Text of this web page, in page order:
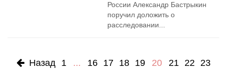
России Александр Бастрыкин
поручил доложить о
расследовании...
Назад 1 ... 16 17 18 19 20 21 22 23